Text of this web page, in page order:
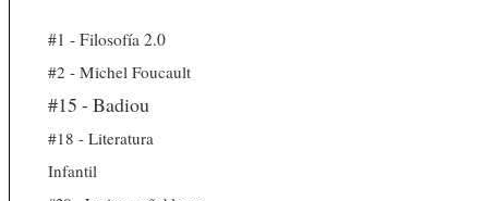
#1 - Filosofía 2.0
#2 - Michel Foucault
#15 - Badiou
#18 - Literatura
Infantil